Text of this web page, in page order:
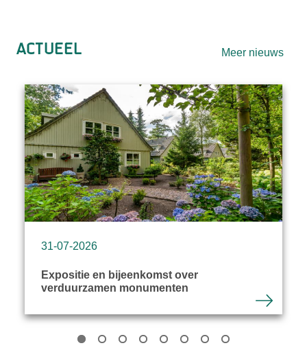
Actueel Meer nieuws
Expositie en bijeenkomst over
verduurzamen monumenten
31-07-2026